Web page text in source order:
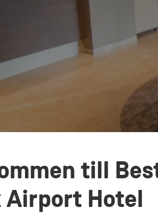
till
Airport Hotel